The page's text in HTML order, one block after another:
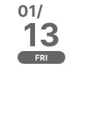
01/
13
FRI